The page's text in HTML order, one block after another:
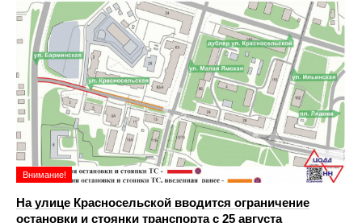
Внимание!
На улице Красносельской вводится ограничение
остановки и стоянки транспорта с 25 августа